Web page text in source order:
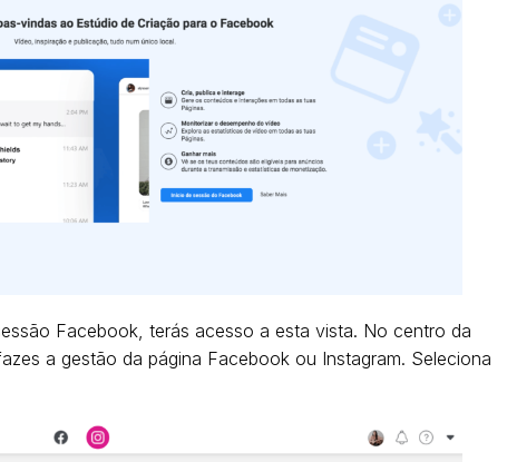
Facebook, terás acesso a esta vista. No centro da
a gestão da página Facebook ou Instagram. Seleciona